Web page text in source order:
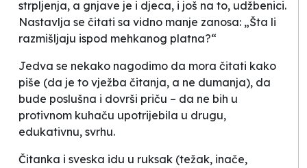
strpljenja, a gnjave je i djeca, i još na to, udžbenici.
Nastavlja se čitati sa vidno manje zanosa: „Šta li
razmišljaju ispod mehkanog platna?“
Jedva se nekako nagodimo da mora čitati kako
piše (da je to vježba čitanja, a ne dumanja), da
bude poslušna i dovrši priču – da ne bih u
protivnom kuhaču upotrijebila u drugu,
edukativnu, svrhu.
Čitanka i sveska idu u ruksak (težak, inače,